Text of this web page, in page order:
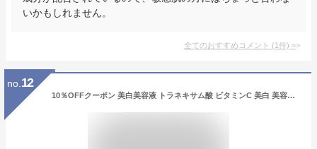
いかもしれません。
全てのおすすめコメント (1件) >
no. 12
10％OFFクーポン 美白美容液 トラネキサム酸 ビタミンC 美白 美容液 大容量 50ml シミ シミ対策 保湿 無添加 美容液 しみ そばかす くすみ ニキビ ニキビ跡 色素沈着 対策 ヒアルロン酸 コラーゲン 顔 ボディ 目元 ハリツヤ 30代 40代 50代 60代 医薬部外品 スキンベビー